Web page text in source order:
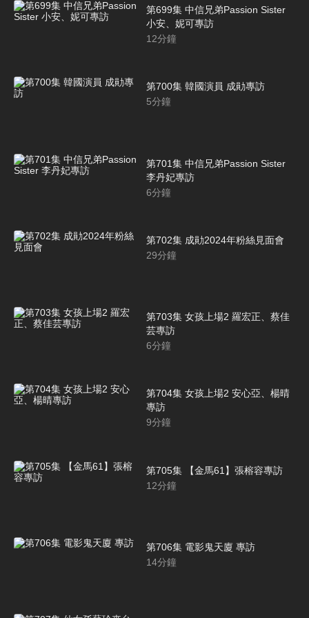
第699集 中信兄弟Passion Sister
小安、妮可專訪
12分鐘
第700集 韓國演員 成勛專訪
5分鐘
第701集 中信兄弟Passion Sister
李丹妃專訪
6分鐘
第702集 成勛2024年粉絲見面會
29分鐘
第703集 女孩上場2 羅宏正、蔡佳
芸專訪
6分鐘
第704集 女孩上場2 安心亞、楊晴
專訪
9分鐘
第705集 【金馬61】張榕容專訪
12分鐘
第706集 電影鬼天廈 專訪
14分鐘